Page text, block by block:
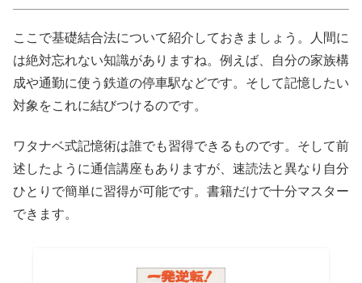
ここで基礎結合法について紹介しておきましょう。人間に
は絶対忘れない知識がありますね。例えば、自分の家族構
成や通勤に使う鉄道の停車駅などです。そして記憶したい
対象をこれに結びつけるのです。
ワタナベ式記憶術は誰でも習得できるものです。そして前
述したように通信講座もありますが、速読法と異なり自分
ひとりで簡単に習得が可能です。書籍だけで十分マスター
できます。